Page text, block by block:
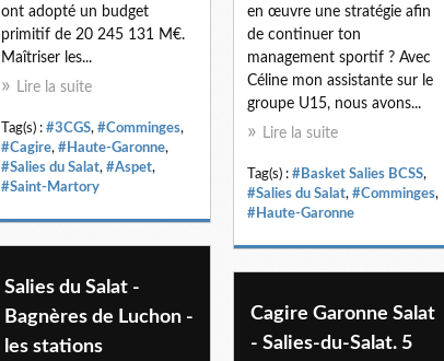
ont adopté un budget
primitif de 20 245 131 M€.
Maîtriser les...
Lire la suite
Tag(s) : #3CGS, #Comminges,
#Cagire, #Haute-Garonne,
#Salies du Salat, #Aspet,
#Saint-Martory
en œuvre une stratégie afin
de continuer ton
management sportif ? Avec
Céline mon assistante sur le
groupe U15, nous avons...
Lire la suite
Tag(s) : #Basket Salies BCSS,
#Salies du Salat, #Comminges,
#Haute-Garonne
Salies du Salat -
Bagnères de Luchon -
les stations
Cagire Garonne Salat
- Salies-du-Salat. 5